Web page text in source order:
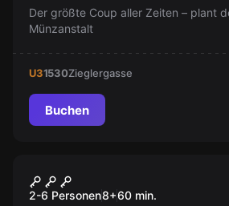
Der größte Coup aller Zeiten – plant
Münzanstalt
U31530Zieglergasse
Buchen
The Castle
2-6 Personen8+60 min.